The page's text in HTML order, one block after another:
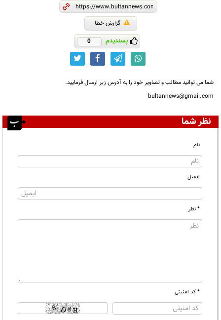
گزارش خطا
پسندیدم 0
شما می توانید مطالب و تصاویر خود را به آدرس زیر ارسال فرمایید.
bultannews@gmail.com
نظر شما
نام
ایمیل
* نظر
* کد امنیتی